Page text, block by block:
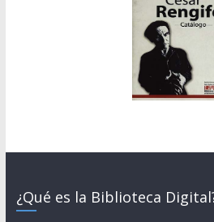
¿Qué es la Biblioteca